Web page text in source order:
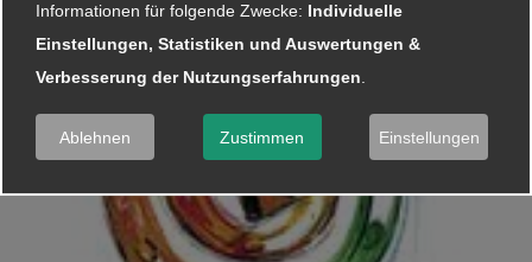
Informationen für folgende Zwecke: Individuelle
Einstellungen, Statistiken und Auswertungen &
Verbesserung der Nutzungserfahrungen.
Ablehnen Zustimmen Einstellungen